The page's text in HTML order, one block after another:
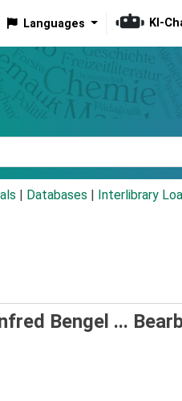
Languages KI-
Databases Interlibrary
Bengel ...